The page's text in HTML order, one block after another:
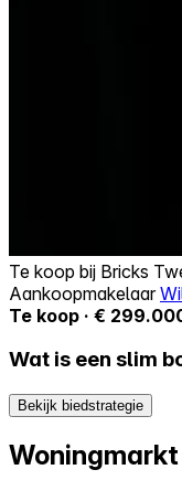
Te koop bij Bricks
Aankoopmakelaar
Te koop · €
Wat is een slim
Bekijk biedstrategie